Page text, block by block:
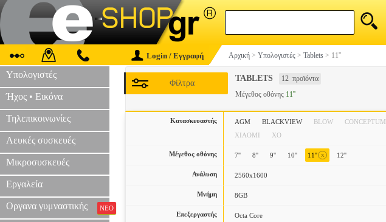
Login / Εγγραφή Αρχική > Υπολογιστές > Tablets > 11''
Υπολογιστές
Ήχος • Εικόνα
Τηλεπικοινωνίες
Λευκές συσκευές
Μικροσυσκευές
Εργαλεία
Οργανα γυμναστικής ΝΕΟ
TABLETS 12 προϊόντα
Φίλτρα
Μέγεθος οθόνης 11''
Κατασκευαστής AGM BLACKVIEW BLOW CONCEPTUM
XIAOMI
XO
Μέγεθος οθόνης 7'' 8'' 9'' 10'' 11'' x 12''
Ανάλυση 2560x1600
Μνήμη 8GB
Επεξεργαστής Octa Core